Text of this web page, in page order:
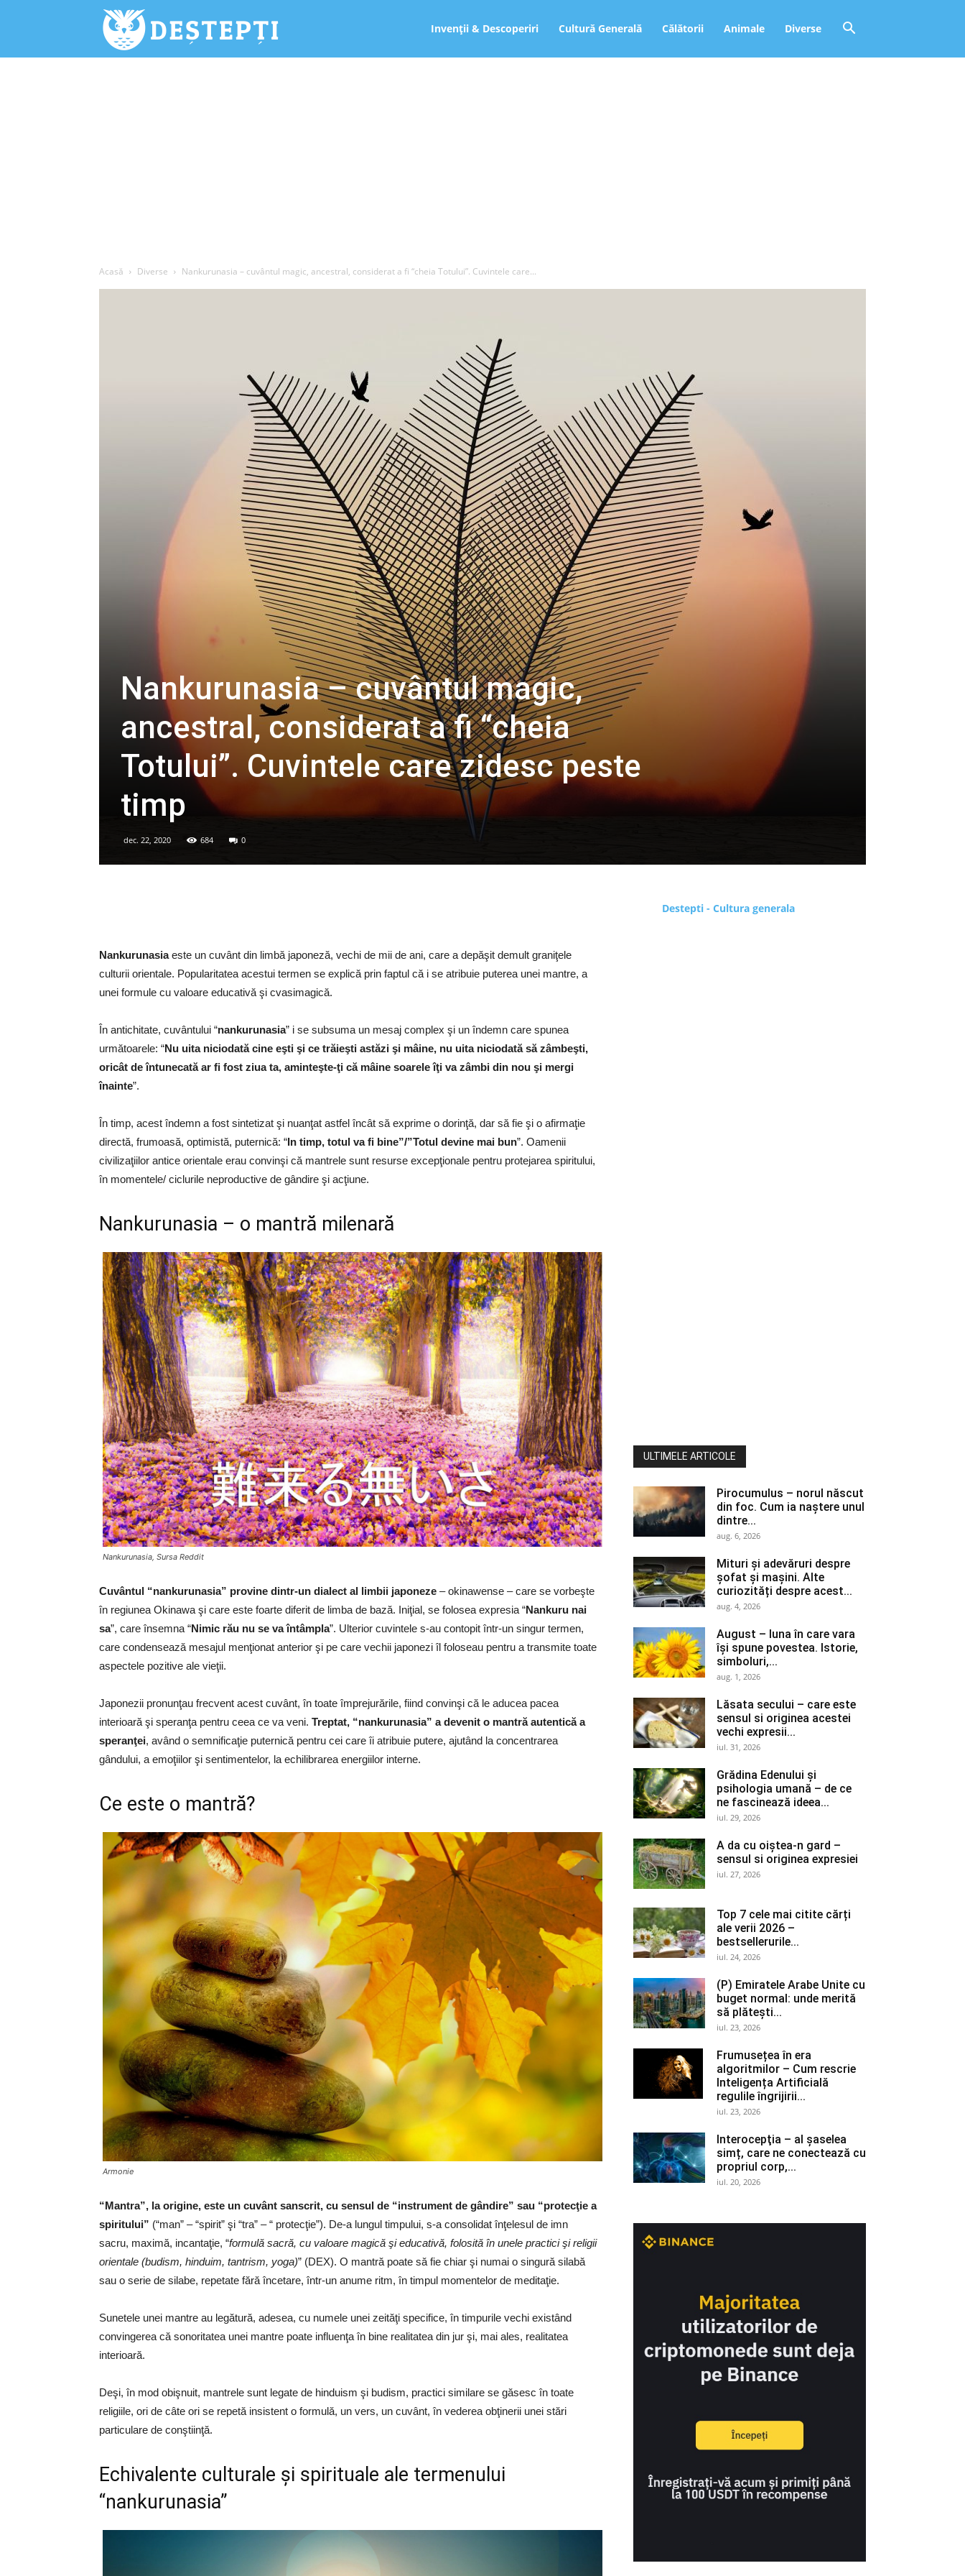
Deștepți.ro Invenții & Descoperiri Cultură Generală Călătorii Animale Diverse
Acasă Diverse Nankurunasia – cuvântul magic, ancestral, considerat a fi “cheia Totului”. Cuvintele care...
Nankurunasia – cuvântul magic,
ancestral, considerat a fi “cheia
Totului”. Cuvintele care zidesc peste
timp
dec. 22, 2020 684 0
Nankurunasiaeste un cuvânt din limbă japoneză, vechi de mii de ani, care a depăşit demult graniţele
culturii orientale. Popularitatea acestui termen se explică prin faptul că i se atribuie puterea unei mantre, a
unei formule cu valoare educativă şi cvasimagică.
În antichitate, cuvântului “nankurunasia” i se subsuma un mesaj complex şi un îndemn care spunea
următoarele: “Nu uita niciodată cine eşti şi ce trăieşti astăzi şi mâine, nu uita niciodată să zâmbeşti,
oricât de întunecată ar fi fost ziua ta, aminteşte-ţi că mâine soarele îţi va zâmbi din nou şi mergi
înainte”.
În timp, acest îndemn a fost sintetizat şi nuanţat astfel încât să exprime o dorinţă, dar să fie şi o afirmaţie
directă, frumoasă, optimistă, puternică: “In timp, totul va fi bine”/”Totul devine mai bun”. Oamenii
civilizaţiilor antice orientale erau convinşi că mantrele sunt resurse excepţionale pentru protejarea spiritului,
în momentele/ ciclurile neproductive de gândire şi acţiune.
Nankurunasia – o mantră milenară
Nankurunasia, Sursa Reddit
Cuvântul “nankurunasia” provine dintr-un dialect al limbii japoneze – okinawense – care se vorbeşte
în regiunea Okinawa şi care este foarte diferit de limba de bază. Iniţial, se folosea expresia “Nankuru nai
sa”, care însemna “Nimic rău nu se va întâmpla”. Ulterior cuvintele s-au contopit într-un singur termen,
care condensează mesajul menţionat anterior şi pe care vechii japonezi îl foloseau pentru a transmite toate
aspectele pozitive ale vieţii.
Japonezii pronunţau frecvent acest cuvânt, în toate împrejurările, fiind convinşi că le aducea pacea
interioară şi speranţa pentru ceea ce va veni. Treptat, “nankurunasia” a devenit o mantră autentică a
speranţei, având o semnificaţie puternică pentru cei care îi atribuie putere, ajutând la concentrarea
gândului, a emoţiilor şi sentimentelor, la echilibrarea energiilor interne.
Ce este o mantră?
Armonie
“Mantra”, la origine, este un cuvânt sanscrit, cu sensul de “instrument de gândire” sau “protecţie a
spiritului” (“man” – “spirit” şi “tra” – “ protecţie”). De-a lungul timpului, s-a consolidat înţelesul de imn
sacru, maximă, incantaţie, “formulă sacră, cu valoare magică şi educativă, folosită în unele practici şi religii
orientale (budism, hinduim, tantrism, yoga)” (DEX). O mantră poate să fie chiar şi numai o singură silabă
sau o serie de silabe, repetate fără încetare, într-un anume ritm, în timpul momentelor de meditaţie.
Sunetele unei mantre au legătură, adesea, cu numele unei zeităţi specifice, în timpurile vechi existând
convingerea că sonoritatea unei mantre poate influenţa în bine realitatea din jur şi, mai ales, realitatea
interioară.
Deşi, în mod obişnuit, mantrele sunt legate de hinduism şi budism, practici similare se găsesc în toate
religiile, ori de câte ori se repetă insistent o formulă, un vers, un cuvânt, în vederea obţinerii unei stări
particulare de conştiinţă.
Echivalente culturale şi spirituale ale termenului
“nankurunasia”
Destepti - Cultura generala
ULTIMELE ARTICOLE
Pirocumulus – norul născut
din foc. Cum ia naștere unul
dintre...
aug. 6, 2026
Mituri și adevăruri despre
șofat și mașini. Alte
curiozități despre acest...
aug. 4, 2026
August – luna în care vara
își spune povestea. Istorie,
simboluri,...
aug. 1, 2026
Lăsata secului – care este
sensul si originea acestei
vechi expresii...
iul. 31, 2026
Grădina Edenului și
psihologia umană – de ce
ne fascinează ideea...
iul. 29, 2026
A da cu oiștea-n gard –
sensul si originea expresiei
iul. 27, 2026
Top 7 cele mai citite cărți
ale verii 2026 –
bestsellerurile...
iul. 24, 2026
(P) Emiratele Arabe Unite cu
buget normal: unde merită
să plătești...
iul. 23, 2026
Frumusețea în era
algoritmilor – Cum rescrie
Inteligența Artificială
regulile îngrijirii...
iul. 23, 2026
Interocepţia – al șaselea
simț, care ne conectează cu
propriul corp,...
iul. 20, 2026